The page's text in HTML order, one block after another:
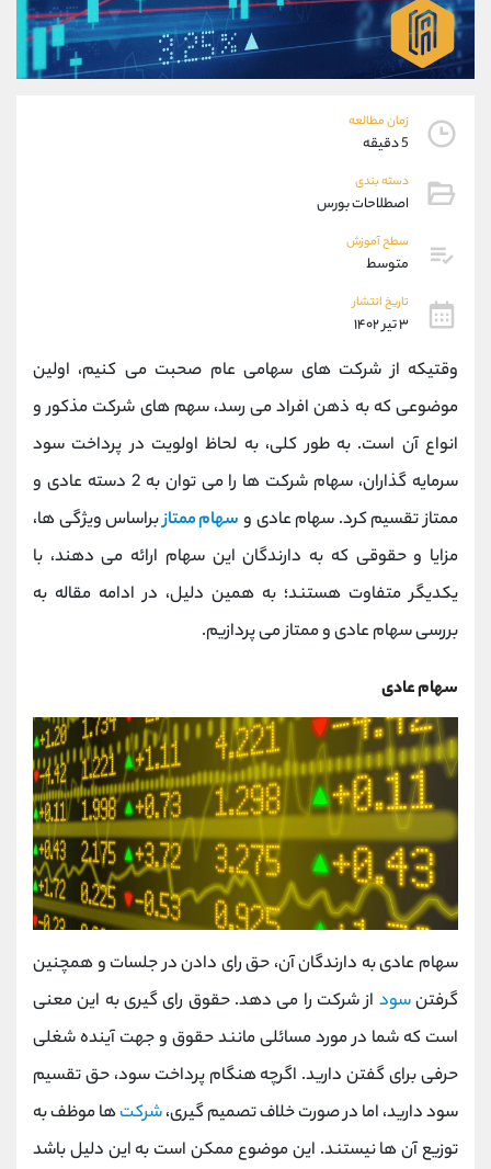
زمان مطالعه
5 دقیقه
دسته بندی
اصطلاحات بورس
سطح آموزش
متوسط
تاریخ انتشار
۳ تیر ۱۴۰۲
وقتیکه از شرکت های سهامی عام صحبت می کنیم، اولین
موضوعی که به ذهن افراد می رسد، سهم های شرکت مذکور و
انواع آن است. به طور کلی، به لحاظ اولویت در پرداخت سود
سرمایه گذاران، سهام شرکت ها را می توان به 2 دسته عادی و
ممتاز تقسیم کرد. سهام عادی و سهام ممتازبراساس ویژگی ها،
مزایا و حقوقی که به دارندگان این سهام ارائه می دهند، با
یکدیگر متفاوت هستند؛ به همین دلیل، در ادامه مقاله به
بررسی سهام عادی و ممتاز می پردازیم.
سهام عادی
سهام عادی به دارندگان آن، حق رای دادن در جلسات و همچنین
گرفتنسود از شرکت را می دهد. حقوق رای گیری به این معنی
است که شما در مورد مسائلی مانند حقوق و جهت آینده شغلی
حرفی برای گفتن دارید. اگرچه هنگام پرداخت سود، حق تقسیم
سود دارید، اما در صورت خلاف تصمیم گیری،شرکتها موظف به
توزیع آن ها نیستند. این موضوع ممکن است به این دلیل باشد
09927779040
واتساپ شروع گفتگو
تلگرام @Armteam_admin_por
پشتیبان فروش
موبایل
واتساپ
داخلی
اطلاعات تماس (دفتر فروش)
تلفن 021-22021030
بدون پیش شماره 90001030
اینستاگرام @alireza.mehrabii
کانال تلگرام @alirezamehrabi_com